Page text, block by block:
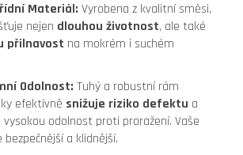
Materiál: Vyrobena z kvalitní směsi,
nejen dlouhou životnost, ale také
přilnavost na mokrém i suchém
Odolnost: Tuhý a robustní rám
efektivně snižuje riziko defektu a
odolnost proti proražení. Vaše
bezpečnější a klidnější.